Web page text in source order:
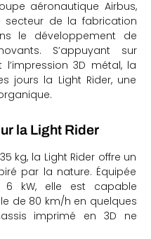
aéronautique Airbus,
secteur de la fabrication
le développement de
S’appuyant sur
3D métal, la
jours la Light Rider, une
la Light Rider
kg, la Light Rider offre un
par la nature. Équipée
6 kW, elle est capable
de 80 km/h en quelques
imprimé en 3D ne